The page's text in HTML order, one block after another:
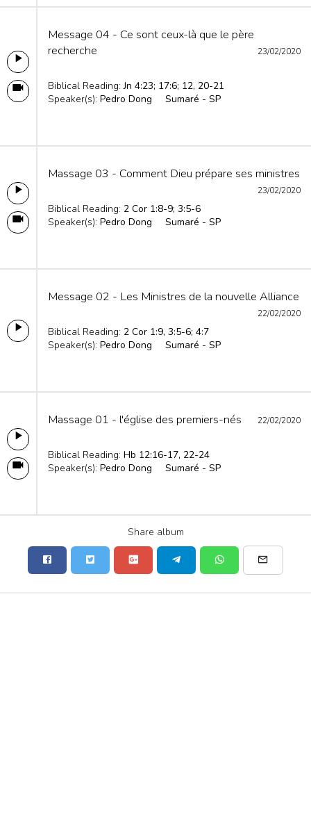
Message 04 - Ce sont ceux-là que le père
recherche
23/02/2020
Biblical Reading:Jn 4:23; 17:6; 12, 20-21
Speaker(s): Pedro Dong Sumaré - SP
Massage 03 - Comment Dieu prépare ses ministres
23/02/2020
Biblical Reading: 2 Cor 1:8-9; 3:5-6
Speaker(s): Pedro Dong Sumaré - SP
Message 02 - Les Ministres de la nouvelle Alliance
22/02/2020
Biblical Reading: 2 Cor 1:9, 3:5-6; 4:7
Speaker(s): Pedro Dong Sumaré - SP
Massage 01 - l'église des premiers-nés 22/02/2020
Biblical Reading: Hb 12:16-17, 22-24
Speaker(s): Pedro Dong Sumaré - SP
Share album